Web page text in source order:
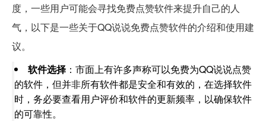
度，一些用户可能会寻找免费点赞软件来提升自己的人
气，以下是一些关于QQ说说免费点赞软件的介绍和使用建
议。
软件选择 ：市面上有许多声称可以免费为QQ说说点赞
的软件，但并非所有软件都是安全和有效的，在选择软件
时，务必要查看用户评价和软件的更新频率，以确保软件
的可靠性。